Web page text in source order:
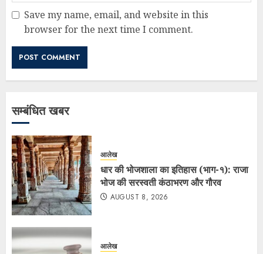
Save my name, email, and website in this
browser for the next time I comment.
सम्बंधित खबर
आलेख
धार की भोजशाला का इतिहास (भाग-१): राजा
भोज की सरस्वती कंठाभरण और गौरव
AUGUST 8, 2026
आलेख